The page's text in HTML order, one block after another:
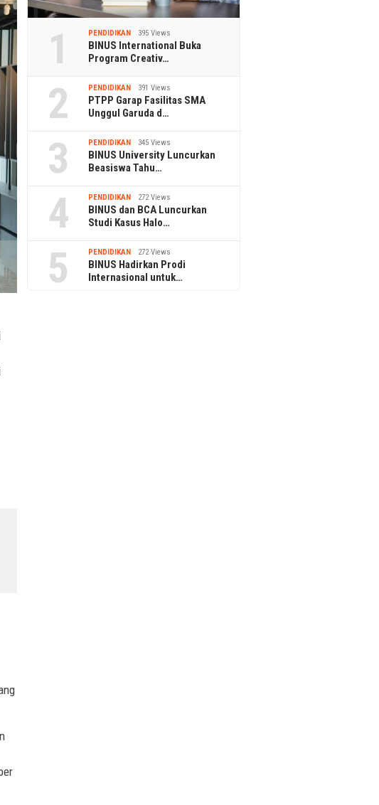
1 PENDIDIKAN 395 Views
BINUS International Buka
Program Creativ…
2 PENDIDIKAN 391 Views
PTPP Garap Fasilitas SMA
Unggul Garuda d…
3 PENDIDIKAN 345 Views
BINUS University Luncurkan
Beasiswa Tahu…
4 PENDIDIKAN 272 Views
BINUS dan BCA Luncurkan
Studi Kasus Halo…
5 PENDIDIKAN 272 Views
BINUS Hadirkan Prodi
Internasional untuk…